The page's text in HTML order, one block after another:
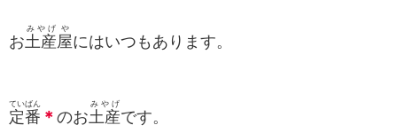
お土産
みやげ
屋
や
にはいつもあります。
定番
ていばん
＊ のお土産
みやげ
です。